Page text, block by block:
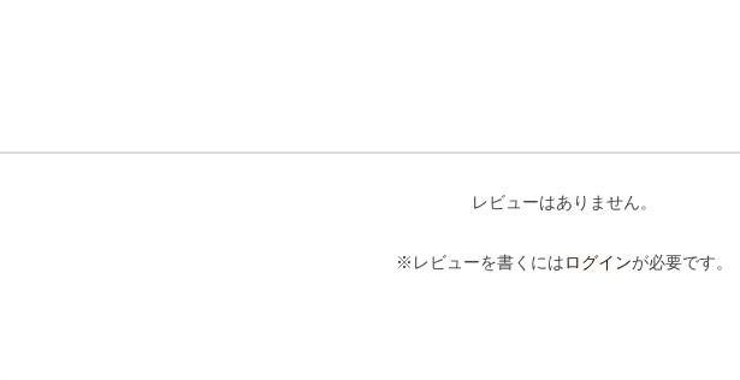
レビューはありません。
※レビューを書くにはログインが必要です。